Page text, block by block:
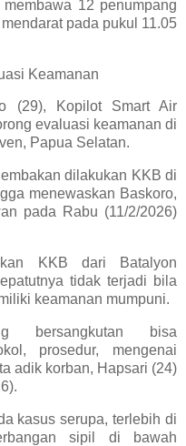
12 penumpang
pada pukul 11.05
Keamanan
(29), Kopilot Smart Air
evaluasi keamanan di
Papua Selatan.
dilakukan KKB di
menewaskan Baskoro,
pada Rabu (11/2/2026)
KKB dari Batalyon
tidak terjadi bila
keamanan mumpuni.
bersangkutan bisa
prosedur, mengenai
adik korban, Hapsari (24)
kasus serupa, terlebih di
sipil di bawah